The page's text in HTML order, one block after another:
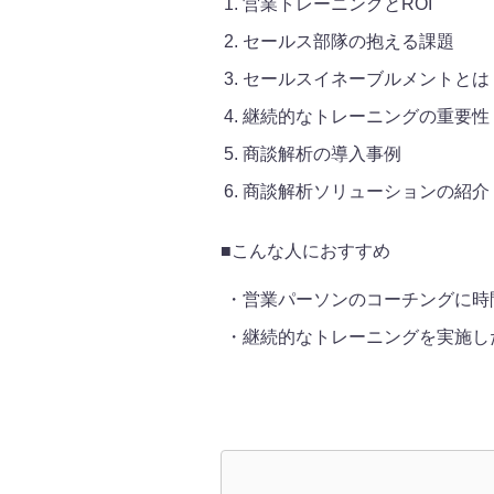
営業トレーニングとROI
セールス部隊の抱える課題
セールスイネーブルメントとは
継続的なトレーニングの重要性
商談解析の導入事例
商談解析ソリューションの紹介
■こんな人におすすめ
営業パーソンのコーチングに
継続的なトレーニングを実施し